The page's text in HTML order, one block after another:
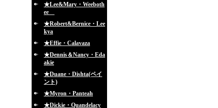
★Lee&Mary・Weeboth
ee
★Robert&Bernice・Lee
kya
★Effie・Calavaza
★Dennis＆Nancy・Eda
akie
★Duane・Dishta(ペイ
ント)
★Myron・Panteah
★Dickie・Quandelacy